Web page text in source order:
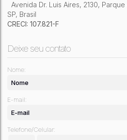
Avenida Dr. Luis Aires, 2130, Parque
SP, Brasil
CRECI: 107.821-F
Deixe seu contato
Nome:
E-mail:
Telefone/Celular: